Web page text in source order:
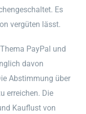
Es
vergüten lässt.
PayPal und
davon
Abstimmung über
erreichen. Die
Kauflust von